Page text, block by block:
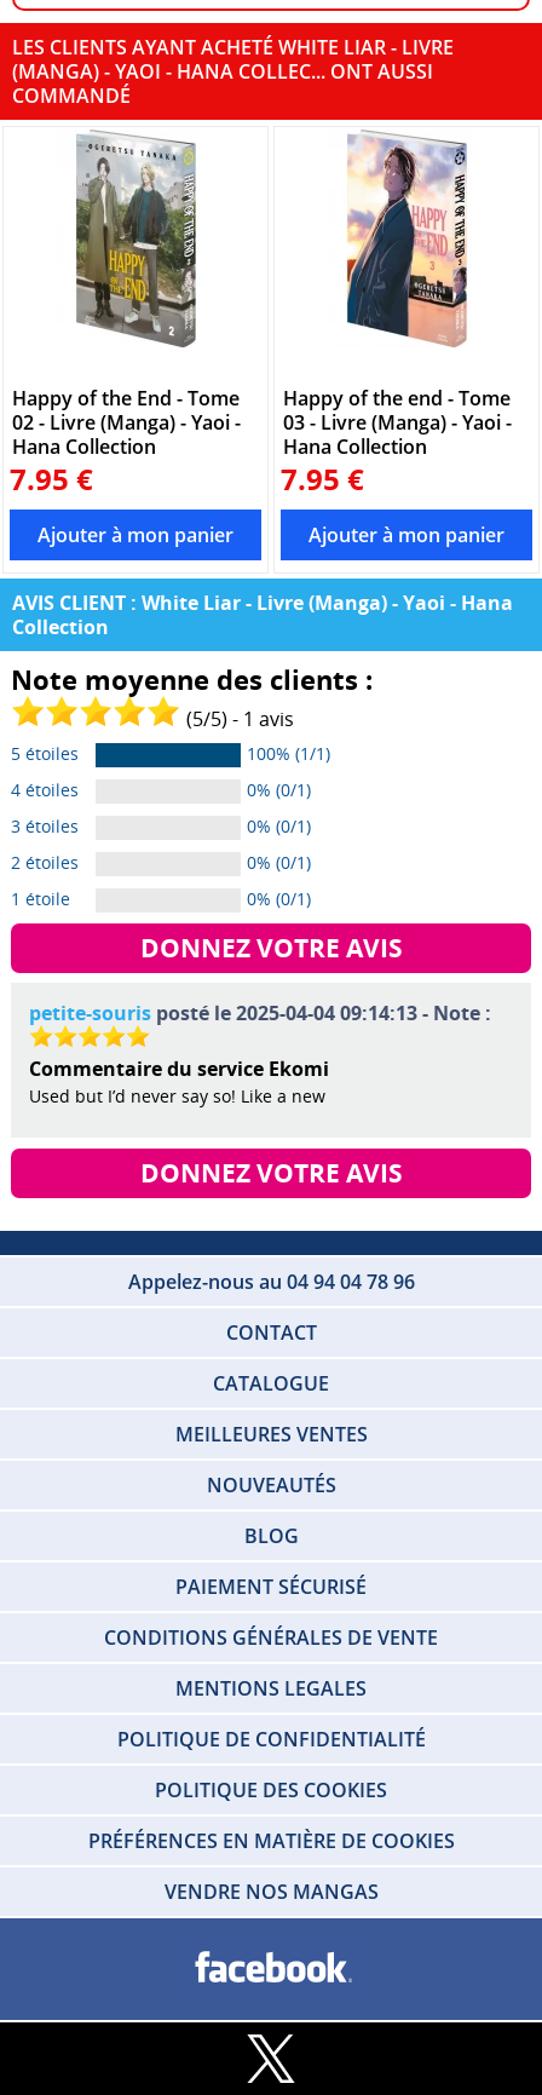
LES CLIENTS AYANT ACHETÉ WHITE LIAR - LIVRE
(MANGA) - YAOI - HANA COLLEC... ONT AUSSI
COMMANDÉ
Happy of the End - Tome
02 - Livre (Manga) - Yaoi -
Hana Collection
7.95 €
Happy of the end - Tome
03 - Livre (Manga) - Yaoi -
Hana Collection
7.95 €
AVIS CLIENT : White Liar - Livre (Manga) - Yaoi - Hana
Collection
Note moyenne des clients :
(5/5) - 1 avis
5 étoiles
100% (1/1)
4 étoiles
0% (0/1)
3 étoiles
0% (0/1)
2 étoiles
0% (0/1)
1 étoile
0% (0/1)
DONNEZ VOTRE AVIS
petite-sourisposté le 2025-04-04 09:14:13 - Note :
Commentaire du service Ekomi
Used but I’d never say so! Like a new
DONNEZ VOTRE AVIS
Appelez-nous au 04 94 04 78 96
CONTACT
CATALOGUE
MEILLEURES VENTES
NOUVEAUTÉS
BLOG
PAIEMENT SÉCURISÉ
CONDITIONS GÉNÉRALES DE VENTE
MENTIONS LEGALES
POLITIQUE DE CONFIDENTIALITÉ
POLITIQUE DES COOKIES
PRÉFÉRENCES EN MATIÈRE DE COOKIES
VENDRE NOS MANGAS